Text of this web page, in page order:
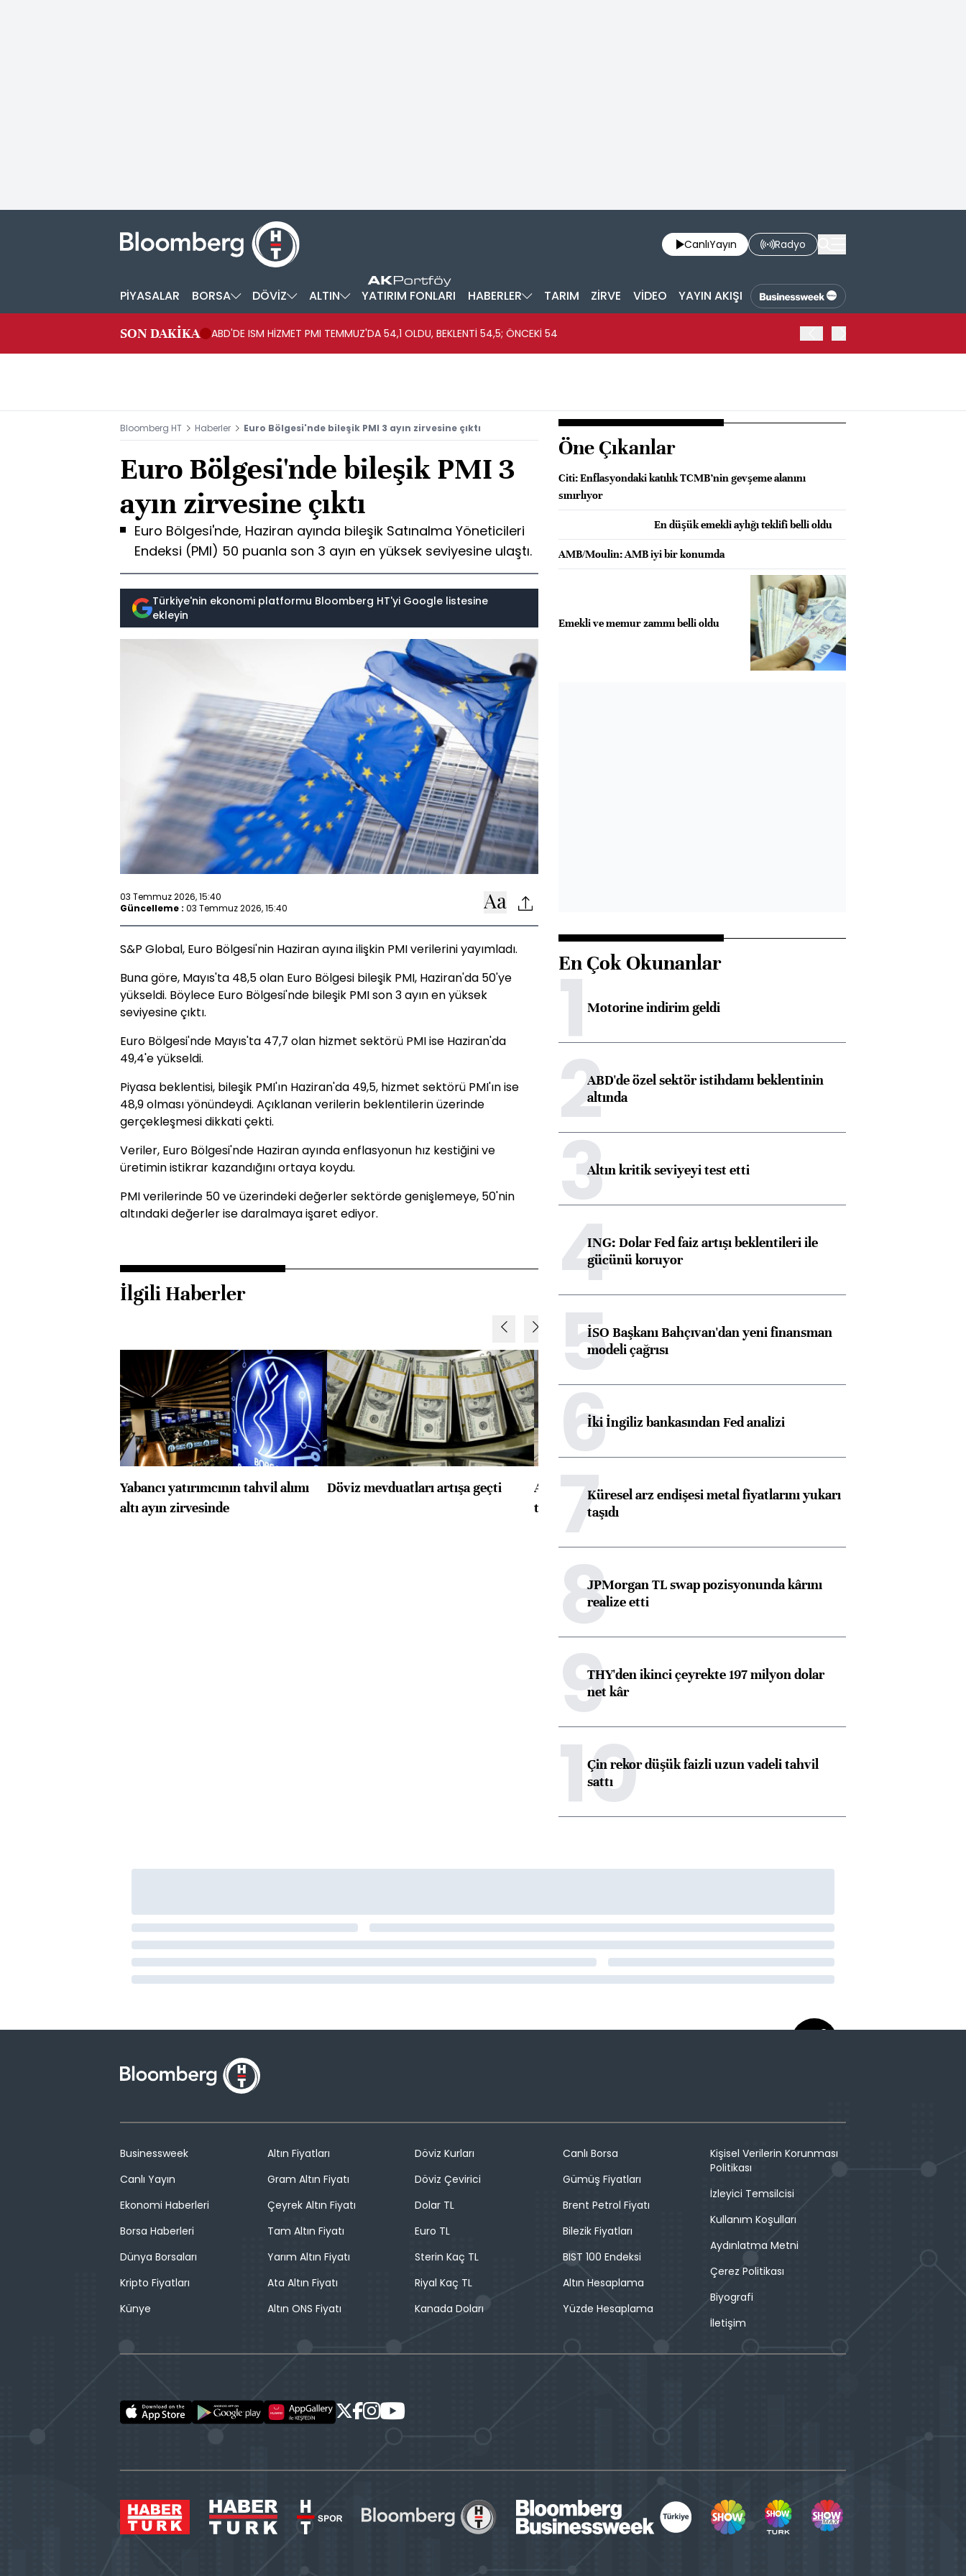
CanlıYayın Radyo
PİYASALAR BORSA DÖVİZ ALTIN YATIRIM FONLARI HABERLER TARIM ZİRVE VİDEO YAYIN AKIŞI
SON DAKİKA ABD'DE ISM HİZMET PMI TEMMUZ'DA 54,1 OLDU, BEKLENTİ 54,5; ÖNCEKİ 54
Bloomberg HT Haberler Euro Bölgesi'nde bileşik PMI 3 ayın zirvesine çıktı
Euro Bölgesi'nde bileşik PMI 3
ayın zirvesine çıktı
Euro Bölgesi'nde, Haziran ayında bileşik Satınalma Yöneticileri
Endeksi (PMI) 50 puanla son 3 ayın en yüksek seviyesine ulaştı.
Türkiye'nin ekonomi platformu Bloomberg HT'yi Google listesine
ekleyin
03 Temmuz 2026, 15:40
Güncelleme : 03 Temmuz 2026, 15:40
S&P Global, Euro Bölgesi'nin Haziran ayına ilişkin PMI verilerini yayımladı.
Buna göre, Mayıs'ta 48,5 olan Euro Bölgesi bileşik PMI, Haziran'da 50'ye
yükseldi. Böylece Euro Bölgesi'nde bileşik PMI son 3 ayın en yüksek
seviyesine çıktı.
Euro Bölgesi'nde Mayıs'ta 47,7 olan hizmet sektörü PMI ise Haziran'da
49,4'e yükseldi.
Piyasa beklentisi, bileşik PMI'ın Haziran'da 49,5, hizmet sektörü PMI'ın ise
48,9 olması yönündeydi. Açıklanan verilerin beklentilerin üzerinde
gerçekleşmesi dikkati çekti.
Veriler, Euro Bölgesi'nde Haziran ayında enflasyonun hız kestiğini ve
üretimin istikrar kazandığını ortaya koydu.
PMI verilerinde 50 ve üzerindeki değerler sektörde genişlemeye, 50'nin
altındaki değerler ise daralmaya işaret ediyor.
İlgili Haberler
Yabancı yatırımcının tahvil alımı
altı ayın zirvesinde
Döviz mevduatları artışa geçti
ABD'de konut başlangıçları
toparlandı
Öne Çıkanlar
Citi: Enflasyondaki katılık TCMB’nin gevşeme alanını
sınırlıyor
En düşük emekli aylığı teklifi belli oldu
AMB/Moulin: AMB iyi bir konumda
Emekli ve memur zammı belli oldu
En Çok Okunanlar
1Motorine indirim geldi
2ABD'de özel sektör istihdamı beklentinin
altında
3Altın kritik seviyeyi test etti
4ING: Dolar Fed faiz artışı beklentileri ile
gücünü koruyor
5İSO Başkanı Bahçıvan'dan yeni finansman
modeli çağrısı
6İki İngiliz bankasından Fed analizi
7Küresel arz endişesi metal fiyatlarını yukarı
taşıdı
8JPMorgan TL swap pozisyonunda kârını
realize etti
9THY'den ikinci çeyrekte 197 milyon dolar
net kâr
10
Çin rekor düşük faizli uzun vadeli tahvil
sattı
Businessweek
Canlı Yayın
Ekonomi Haberleri
Borsa Haberleri
Dünya Borsaları
Kripto Fiyatları
Künye
Altın Fiyatları
Gram Altın Fiyatı
Çeyrek Altın Fiyatı
Tam Altın Fiyatı
Yarım Altın Fiyatı
Ata Altın Fiyatı
Altın ONS Fiyatı
Döviz Kurları
Döviz Çevirici
Dolar TL
Euro TL
Sterin Kaç TL
Riyal Kaç TL
Kanada Doları
Canlı Borsa
Gümüş Fiyatları
Brent Petrol Fiyatı
Bilezik Fiyatları
BIST 100 Endeksi
Altın Hesaplama
Yüzde Hesaplama
Kişisel Verilerin Korunması
Politikası
İzleyici Temsilcisi
Kullanım Koşulları
Aydınlatma Metni
Çerez Politikası
Biyografi
İletişim